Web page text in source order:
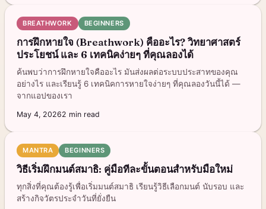
BREATHWORK BEGINNERS
การฝึกหายใจ (Breathwork) คืออะไร? วิทยาศาสตร์
ประโยชน์ และ 6 เทคนิคง่ายๆ ที่คุณลองได้
ค้นพบว่าการฝึกหายใจคืออะไร มันส่งผลต่อระบบประสาทของคุณ
อย่างไร และเรียนรู้ 6 เทคนิคการหายใจง่ายๆ ที่คุณลองวันนี้ได้ —
จากแอปของเรา
May 4, 20262 min read
MANTRA BEGINNERS
วิธีเริ่มฝึกมนต์สมาธิ: คู่มือทีละขั้นตอนสำหรับมือใหม่
ทุกสิ่งที่คุณต้องรู้เพื่อเริ่มมนต์สมาธิ เรียนรู้วิธีเลือกมนต์ นับรอบ และ
สร้างกิจวัตรประจำวันที่ยั่งยืน